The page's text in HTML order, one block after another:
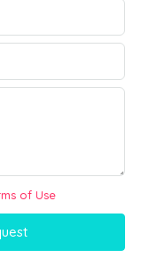
of Use